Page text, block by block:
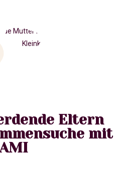
Eltern
mit